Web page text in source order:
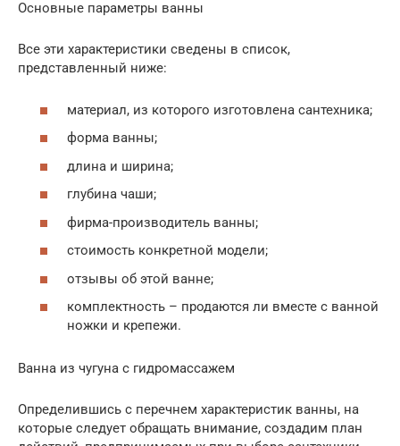
Основные параметры ванны
Все эти характеристики сведены в список,
представленный ниже:
материал, из которого изготовлена сантехника;
форма ванны;
длина и ширина;
глубина чаши;
фирма-производитель ванны;
стоимость конкретной модели;
отзывы об этой ванне;
комплектность – продаются ли вместе с ванной
ножки и крепежи.
Ванна из чугуна с гидромассажем
Определившись с перечнем характеристик ванны, на
которые следует обращать внимание, создадим план